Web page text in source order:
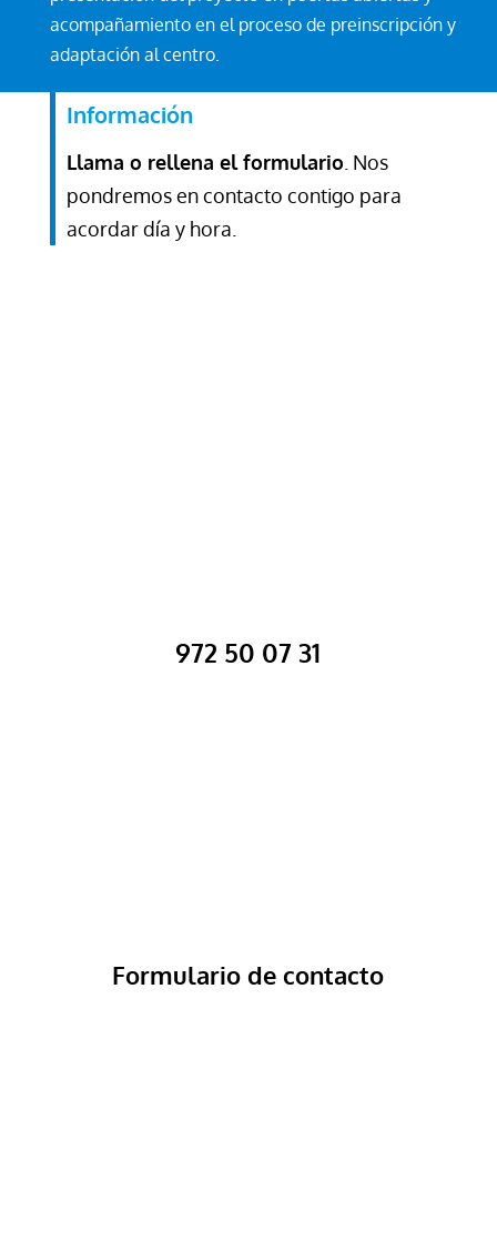
acompañamiento en el proceso de preinscripción y
adaptación al centro.
Información
Llama o rellena el formulario . Nos
pondremos en contacto contigo para
acordar día y hora.
972 50 07 31
Formulario de contacto